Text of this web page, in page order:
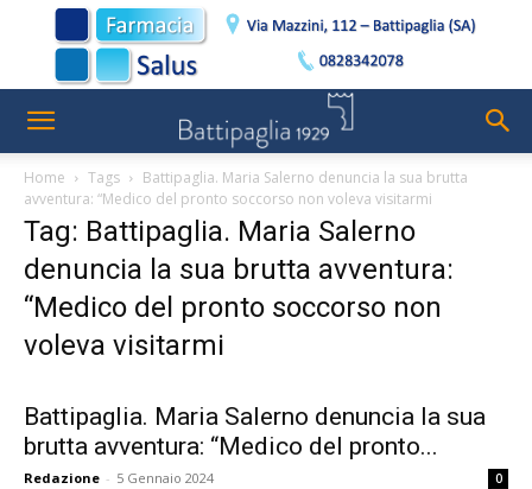
Home Tags
Battipaglia. Maria Salerno denuncia la sua brutta
avventura: “Medico del pronto soccorso non voleva visitarmi
Tag: Battipaglia. Maria Salerno
denuncia la sua brutta avventura:
“Medico del pronto soccorso non
voleva visitarmi
Battipaglia. Maria Salerno denuncia la sua
brutta avventura: “Medico del pronto...
Redazione - 5 Gennaio 2024 0